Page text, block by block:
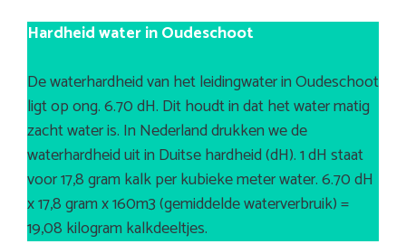
Hardheid water in Oudeschoot
De waterhardheid van het leidingwater in Oudeschoot
ligt op ong. 6.70 dH. Dit houdt in dat het water matig
zacht water is. In Nederland drukken we de
waterhardheid uit in Duitse hardheid (dH). 1 dH staat
voor 17,8 gram kalk per kubieke meter water. 6.70 dH
x 17,8 gram x 160m3 (gemiddelde waterverbruik) =
19,08 kilogram kalkdeeltjes.